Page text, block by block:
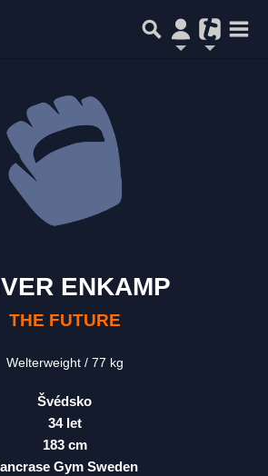
ENKAMP
THE FUTURE
Welterweight 77 kg
Švédsko
34 let
183 cm
Gym Sweden